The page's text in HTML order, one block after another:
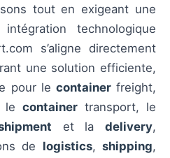
tout en exigeant une
technologique
s’aligne directement
une solution efficiente,
pour le containerfreight,
le containertransport, le
et ladelivery,
de logistics,shipping,